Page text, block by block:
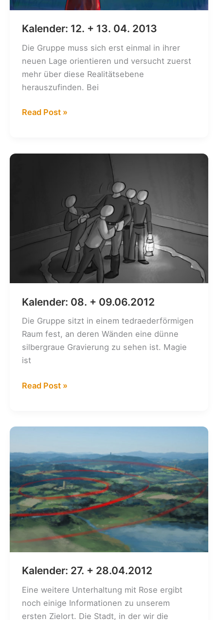
Kalender: 12. + 13. 04. 2013
Die Gruppe muss sich erst einmal in ihrer
neuen Lage orientieren und versucht zuerst
mehr über diese Realitätsebene
herauszufinden. Bei
Kalender:
13.
Read Post »
Kalender: 08. + 09.06.2012
Die Gruppe sitzt in einem tedraederförmigen
Raum fest, an deren Wänden eine dünne
silbergraue Gravierung zu sehen ist. Magie
ist
Kalender:
09.06.2012
Read Post »
Kalender: 27. + 28.04.2012
Eine weitere Unterhaltung mit Rose ergibt
noch einige Informationen zu unserem
ersten Zielort. Die Stadt, in der wir die